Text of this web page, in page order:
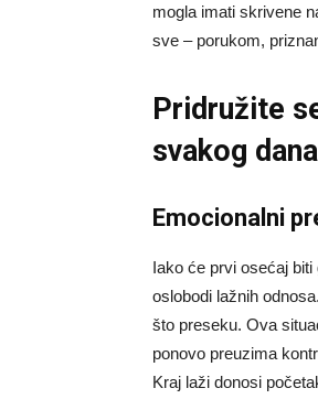
mogla imati skrivene
sve – porukom,
Pridružite
svakog
Emocionalni
Iako će prvi osećaj
oslobodi lažnih
što preseku. Ova
ponovo preuzima
Kraj laži donosi